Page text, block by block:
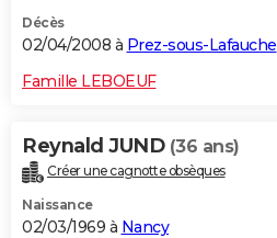
Décès
02/04/2008 à Prez-sous-Lafauche
Famille LEBOEUF
Reynald JUND (36 ans)
Créer une cagnotte obsèques
Naissance
02/03/1969 à Nancy